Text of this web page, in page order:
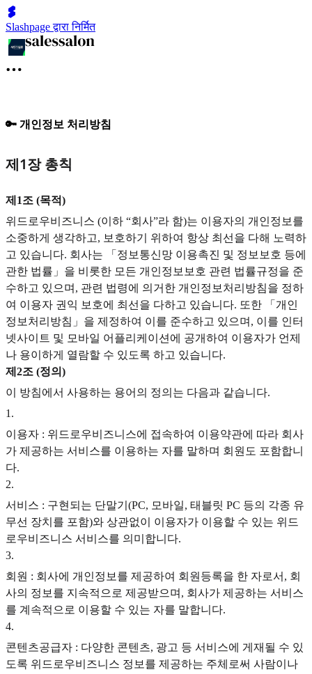
Slashpage द्वारा निर्मित
🔑 개인정보 처리방침
제1장 총칙
제1조 (목적)
위드로우비즈니스 (이하 “회사”라 함)는 이용자의 개인정보를
소중하게 생각하고, 보호하기 위하여 항상 최선을 다해 노력하
고 있습니다. 회사는 「정보통신망 이용촉진 및 정보보호 등에
관한 법률」을 비롯한 모든 개인정보보호 관련 법률규정을 준
수하고 있으며, 관련 법령에 의거한 개인정보처리방침을 정하
여 이용자 권익 보호에 최선을 다하고 있습니다. 또한 「개인
정보처리방침」을 제정하여 이를 준수하고 있으며, 이를 인터
넷사이트 및 모바일 어플리케이션에 공개하여 이용자가 언제
나 용이하게 열람할 수 있도록 하고 있습니다.
제2조 (정의)
이 방침에서 사용하는 용어의 정의는 다음과 같습니다.
1 .
이용자 : 위드로우비즈니스에 접속하여 이용약관에 따라 회사
가 제공하는 서비스를 이용하는 자를 말하며 회원도 포함합니
다.
2.
서비스 : 구현되는 단말기(PC, 모바일, 태블릿 PC 등의 각종 유
무선 장치를 포함)와 상관없이 이용자가 이용할 수 있는 위드
로우비즈니스 서비스를 의미합니다.
3.
회원 : 회사에 개인정보를 제공하여 회원등록을 한 자로서, 회
사의 정보를 지속적으로 제공받으며, 회사가 제공하는 서비스
를 계속적으로 이용할 수 있는 자를 말합니다.
4.
콘텐츠공급자 : 다양한 콘텐츠, 광고 등 서비스에 게재될 수 있
도록 위드로우비즈니스 정보를 제공하는 주체로써 사람이나